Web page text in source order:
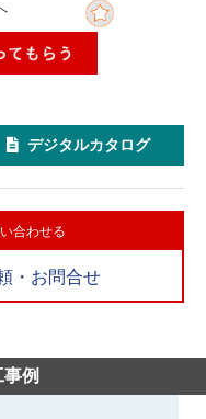
デジタルカタログ
合わせる
・お問合せ
例